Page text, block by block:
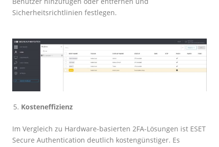
Sicherheitsrichtlinien festlegen.
Kosteneffizienz
Im Vergleich zu Hardware-basierten 2FA-Lösungen ist ESET
Secure Authentication deutlich kostengünstiger. Es